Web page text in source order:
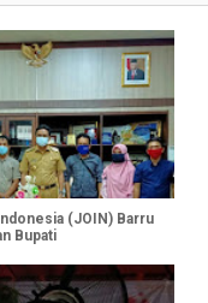
(JOIN) Barru
Bupati